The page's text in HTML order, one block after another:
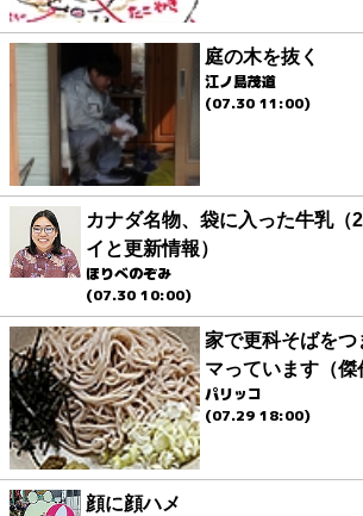
庭の木を抜く
江ノ島茂道
(07.30 11:00)
カナダ名物、袋に入った牛乳（
イと更新情報）
ほりべのぞみ
(07.30 10:00)
家で更科そばを
マっています（傑
パリッコ
(07.29 18:00)
顔に顔ハメ